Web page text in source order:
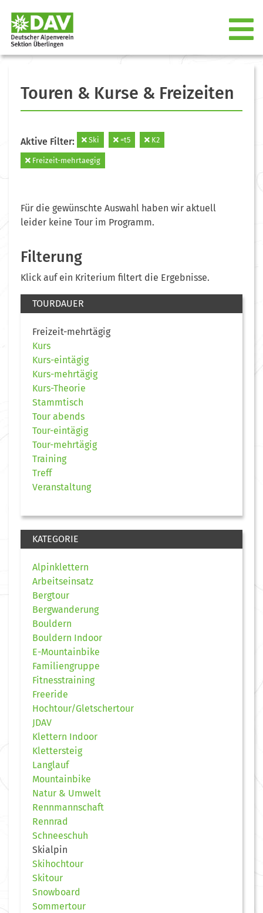
Touren & Kurse & Freizeiten
Aktive Filter: Ski =t5 K2
Freizeit-mehrtaegig
Für die gewünschte Auswahl haben wir aktuell
leider keine Tour im Programm.
Filterung
Klick auf ein Kriterium filtert die Ergebnisse.
TOURDAUER
Freizeit-mehrtägig
Kurs
Kurs-eintägig
Kurs-mehrtägig
Kurs-Theorie
Stammtisch
Tour abends
Tour-eintägig
Tour-mehrtägig
Training
Treff
Veranstaltung
KATEGORIE
Alpinklettern
Arbeitseinsatz
Bergtour
Bergwanderung
Bouldern
Bouldern Indoor
E-Mountainbike
Familiengruppe
Fitnesstraining
Freeride
Hochtour/Gletschertour
JDAV
Klettern Indoor
Klettersteig
Langlauf
Mountainbike
Natur & Umwelt
Rennmannschaft
Rennrad
Schneeschuh
Skialpin
Skihochtour
Skitour
Snowboard
Sommertour